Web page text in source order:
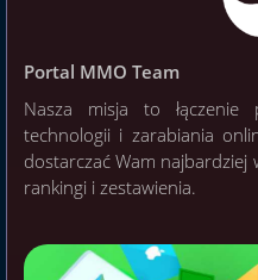
Portal MMO Team
Nasza misja to łączenie
technologii i zarabiania
dostarczać Wam najbardziej
rankingi i zestawienia.